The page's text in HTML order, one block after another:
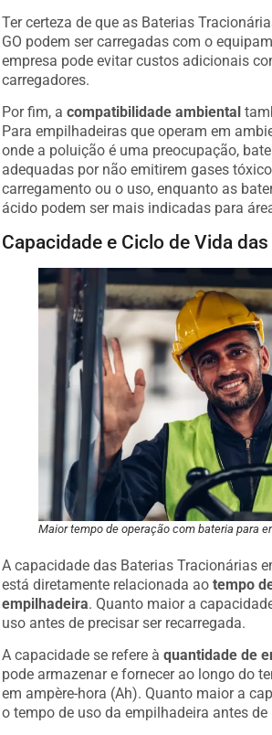
Ter certeza de que as Baterias
GO podem ser carregadas com o
empresa pode evitar custos adicionais
carregadores.
Por fim, acompatibilidade ambiental
Para empilhadeiras que operam em
onde a poluição é uma preocupação,
adequadas por não emitirem gases
carregamento ou o uso, enquanto as
ácido podem ser mais indicadas para
Capacidade e Ciclo de Vida
Maior tempo de operação com bateria para
A capacidade das Baterias Tracionárias
está diretamente relacionada aotempo
empilhadeira. Quanto maior a
uso antes de precisar ser recarregada.
A capacidade se refere àquantidade de
pode armazenar e fornecer ao longo do
em ampère-hora (Ah). Quanto maior a
o tempo de uso da empilhadeira antes de